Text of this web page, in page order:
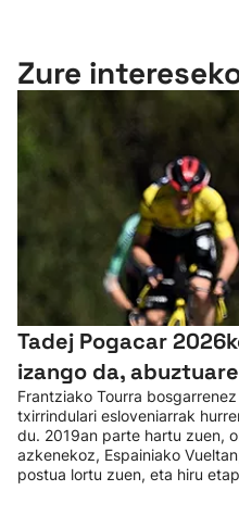
Zure
Tadej Pogacar
izango da,
Frantziako Tourra
txirrindulari esloveniarrak
du. 2019an parte hartu zuen,
azkenekoz, Espainiako
postua lortu zuen, eta hiru